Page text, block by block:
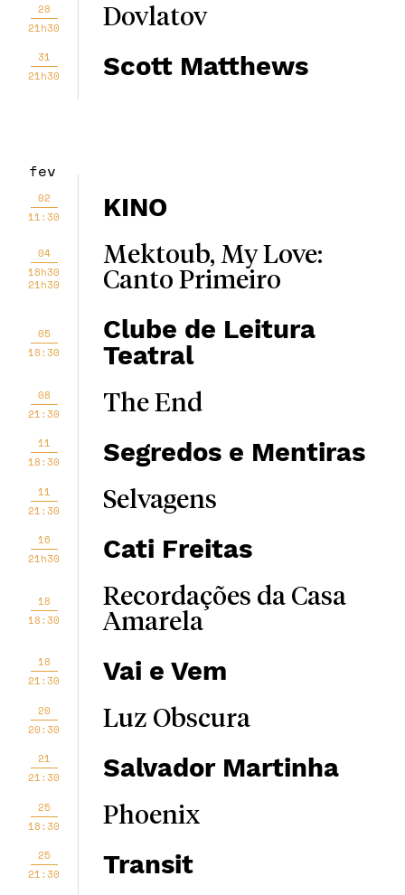
28
21h30
Dovlatov
31
21h30
Scott Matthews
fev
02
11:30
KINO
04
18h30
21h30
Mektoub, My Love:
Canto Primeiro
05
18:30
Clube de Leitura
Teatral
08
21:30
The End
11
18:30
Segredos e Mentiras
11
21:30
Selvagens
16
21h30
Cati Freitas
18
18:30
Recordações da Casa
Amarela
18
21:30
Vai e Vem
20
20:30
Luz Obscura
21
21:30
Salvador Martinha
25
18:30
Phoenix
25
21:30
Transit